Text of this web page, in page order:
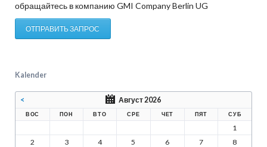
обращайтесь в компанию GMI Company Berlin UG
ОТПРАВИТЬ ЗАПРОС
Kalender
< Август 2026
ВОС ПОН ВТО СРЕ ЧЕТ ПЯТ СУБ
1
2
3 4 5 6 7
8